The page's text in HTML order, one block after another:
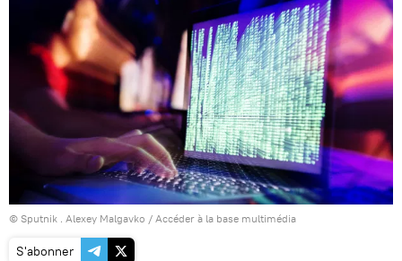
© Sputnik . Alexey Malgavko / Accéder à la base multimédia
S'abonner